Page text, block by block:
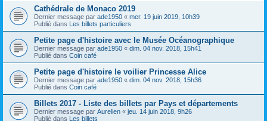
Cathédrale de Monaco 2019
Dernier message par ade1950 « mer. 19 juin 2019, 10h39
Publié dans Les billets particuliers
Petite page d'histoire avec le Musée Océanographique
Dernier message par ade1950 « dim. 04 nov. 2018, 15h41
Publié dans Coin café
Petite page d'histoire le voilier Princesse Alice
Dernier message par ade1950 « dim. 04 nov. 2018, 15h36
Publié dans Coin café
Billets 2017 - Liste des billets par Pays et départements
Dernier message par Aurelien « jeu. 14 juin 2018, 9h26
Publié dans Les billets